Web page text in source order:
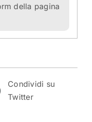
della pagina
Condividi su
Twitter